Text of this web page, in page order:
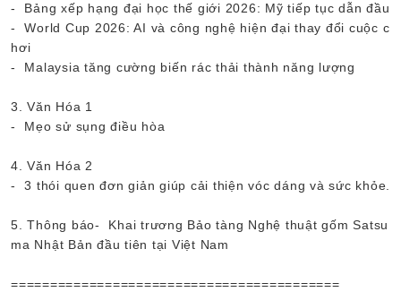
- Bảng xếp hạng đại học thế giới 2026: Mỹ tiếp tục dẫn đầu
- World Cup 2026: AI và công nghệ hiện đại thay đổi cuộc c
hơi
- Malaysia tăng cường biến rác thải thành năng lượng
3. Văn Hóa 1
- Mẹo sử sụng điều hòa
4. Văn Hóa 2
- 3 thói quen đơn giản giúp cải thiện vóc dáng và sức khỏe.
5. Thông báo- Khai trương Bảo tàng Nghệ thuật gốm Satsu
ma Nhật Bản đầu tiên tại Việt Nam
==========================================